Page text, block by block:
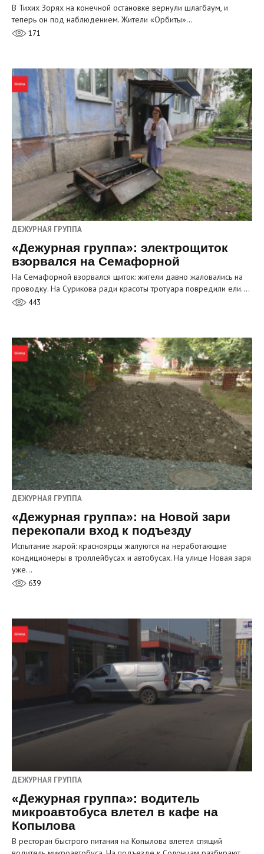
В Тихих Зорях на конечной остановке вернули шлагбаум, и
теперь он под наблюдением. Жители «Орбиты»…
171
ДЕЖУРНАЯ ГРУППА
«Дежурная группа»: электрощиток
взорвался на Семафорной
На Семафорной взорвался щиток: жители давно жаловались на
проводку. На Сурикова ради красоты тротуара повредили ели.…
443
ДЕЖУРНАЯ ГРУППА
«Дежурная группа»: на Новой зари
перекопали вход к подъезду
Испытание жарой: красноярцы жалуются на неработающие
кондиционеры в троллейбусах и автобусах. На улице Новая заря
уже…
639
ДЕЖУРНАЯ ГРУППА
«Дежурная группа»: водитель
микроавтобуса влетел в кафе на
Копылова
В ресторан быстрого питания на Копылова влетел спящий